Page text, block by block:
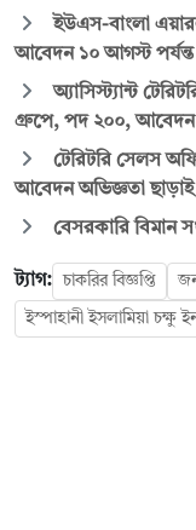
ইউএস-বাংলা
আবেদন ১০ আগস্ট পর্যন্ত
অ্যাসিস্ট্যান্ট
গ্রুপে, পদ ২০০, আবেদন
টেরিটরি সেলস
আবেদন অভিজ্ঞতা ছাড়াই
বেসরকারি বিমান
ট্যাগ: চাকরির বিজ্ঞপ্তি
ইস্পাহানী ইসলামিয়া চক্ষু